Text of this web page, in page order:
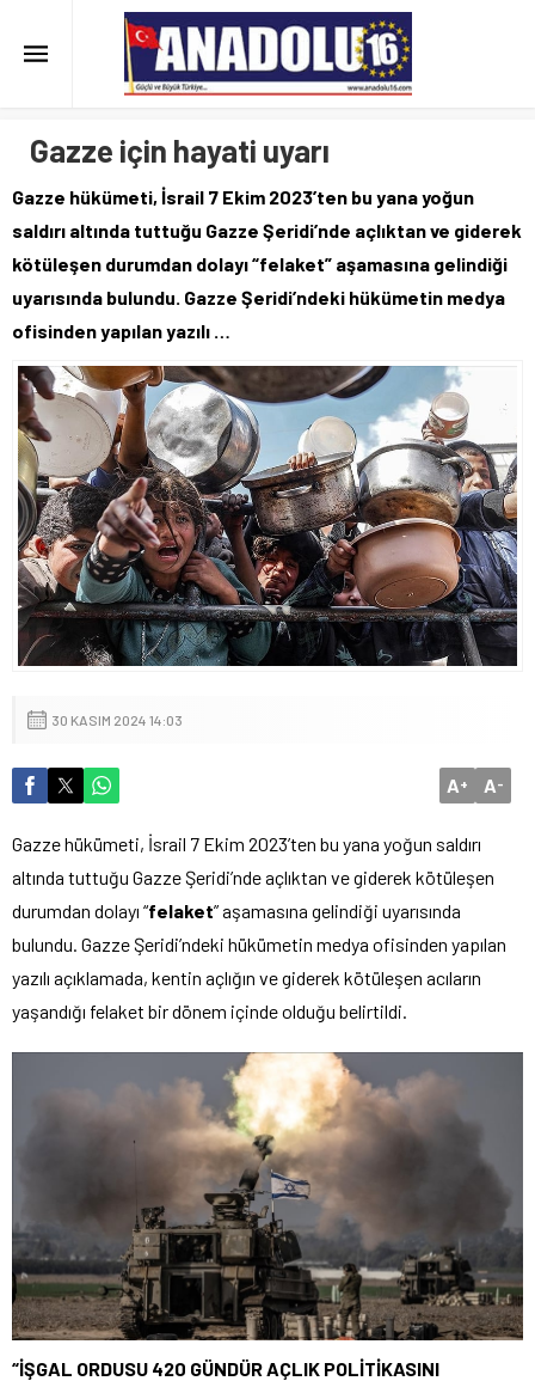
Gazze için hayati uyarı
Gazze hükümeti, İsrail 7 Ekim 2023’ten bu yana yoğun
saldırı altında tuttuğu Gazze Şeridi’nde açlıktan ve giderek
kötüleşen durumdan dolayı “felaket” aşamasına gelindiği
uyarısında bulundu. Gazze Şeridi’ndeki hükümetin medya
ofisinden yapılan yazılı …
30 KASIM 2024 14:03
A+ A-
Gazze hükümeti, İsrail 7 Ekim 2023’ten bu yana yoğun saldırı
altında tuttuğu Gazze Şeridi’nde açlıktan ve giderek kötüleşen
durumdan dolayı “felaket” aşamasına gelindiği uyarısında
bulundu. Gazze Şeridi’ndeki hükümetin medya ofisinden yapılan
yazılı açıklamada, kentin açlığın ve giderek kötüleşen acıların
yaşandığı felaket bir dönem içinde olduğu belirtildi.
“İŞGAL ORDUSU 420 GÜNDÜR AÇLIK POLİTİKASINI